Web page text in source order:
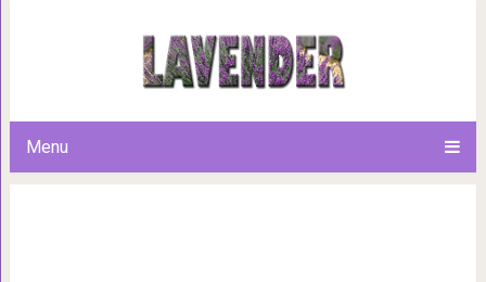
Menu
30 человек, которые
прошлого и